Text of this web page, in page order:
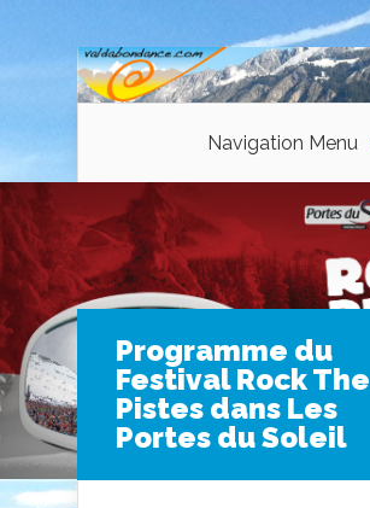
Navigation Menu
Programme du
Festival Rock The
Pistes dans Les
Portes du Soleil